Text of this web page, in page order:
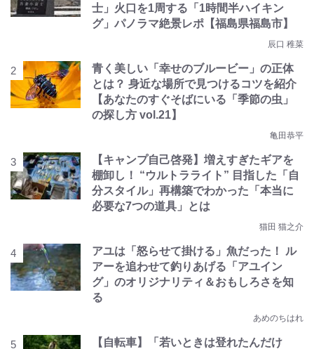
士」火口を1周する「1時間半ハイキン
グ」パノラマ絶景レポ【福島県福島市】
辰口 稚菜
青く美しい「幸せのブルービー」の正体
とは？ 身近な場所で見つけるコツを紹介
【あなたのすぐそばにいる「季節の虫」
の探し方 vol.21】
亀田恭平
【キャンプ自己啓発】増えすぎたギアを
棚卸し！ “ウルトラライト” 目指した「自
分スタイル」再構築でわかった「本当に
必要な7つの道具」とは
猫田 猫之介
アユは「怒らせて掛ける」魚だった！ ル
アーを追わせて釣りあげる「アユイン
グ」のオリジナリティ＆おもしろさを知
る
あめのちはれ
【自転車】「若いときは登れたんだけ